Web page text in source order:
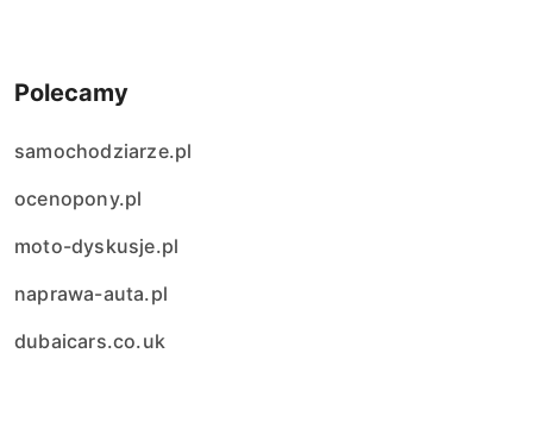
Polecamy
samochodziarze.pl
ocenopony.pl
moto-dyskusje.pl
naprawa-auta.pl
dubaicars.co.uk